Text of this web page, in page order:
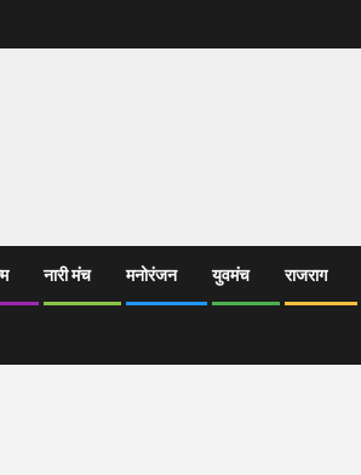
नारी मंच मनोरंजन युवमंच राजराग